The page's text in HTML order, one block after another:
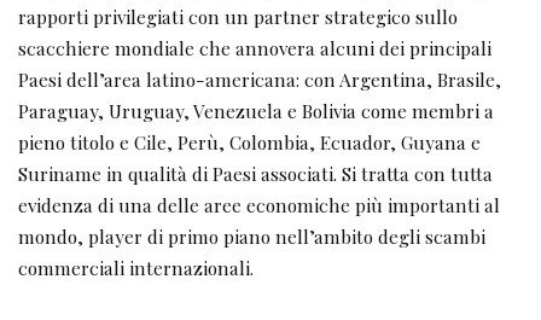
rapporti privilegiati con un partner strategico sullo
scacchiere mondiale che annovera alcuni dei principali
Paesi dell’area latino-americana: con Argentina, Brasile,
Paraguay, Uruguay, Venezuela e Bolivia come membri a
pieno titolo e Cile, Perù, Colombia, Ecuador, Guyana e
Suriname in qualità di Paesi associati. Si tratta con tutta
evidenza di una delle aree economiche più importanti al
mondo, player di primo piano nell’ambito degli scambi
commerciali internazionali.